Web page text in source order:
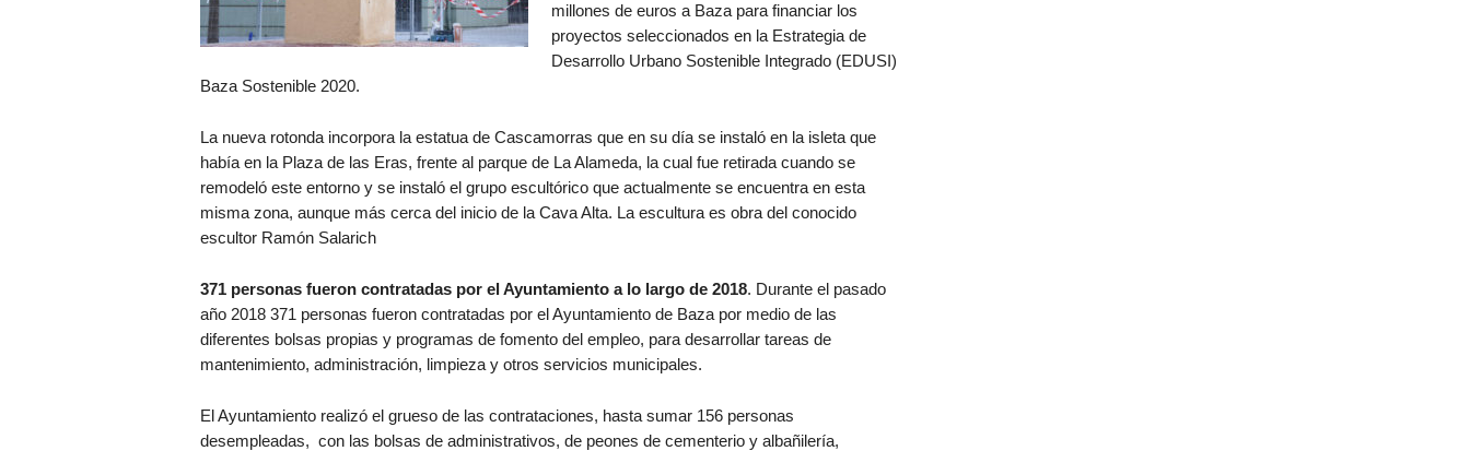
millones de euros a Baza para financiar los
proyectos seleccionados en la Estrategia de
Desarrollo Urbano Sostenible Integrado (EDUSI)
Baza Sostenible 2020.
La nueva rotonda incorpora la estatua de Cascamorras que en su día se instaló en la isleta que
había en la Plaza de las Eras, frente al parque de La Alameda, la cual fue retirada cuando se
remodeló este entorno y se instaló el grupo escultórico que actualmente se encuentra en esta
misma zona, aunque más cerca del inicio de la Cava Alta. La escultura es obra del conocido
escultor Ramón Salarich
371 personas fueron contratadas por el Ayuntamiento a lo largo de 2018. Durante el pasado
año 2018 371 personas fueron contratadas por el Ayuntamiento de Baza por medio de las
diferentes bolsas propias y programas de fomento del empleo, para desarrollar tareas de
mantenimiento, administración, limpieza y otros servicios municipales.
El Ayuntamiento realizó el grueso de las contrataciones, hasta sumar 156 personas
desempleadas, con las bolsas de administrativos, de peones de cementerio y albañilería,